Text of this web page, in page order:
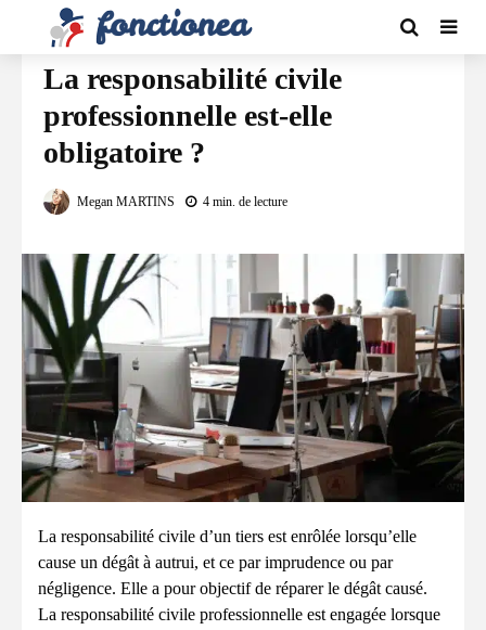
ASSURANCES
La responsabilité civile
professionnelle est-elle
obligatoire ?
Megan MARTINS 4 min. de lecture
La responsabilité civile d’un tiers est enrôlée lorsqu’elle
cause un dégât à autrui, et ce par imprudence ou par
négligence. Elle a pour objectif de réparer le dégât causé.
La responsabilité civile professionnelle est engagée lorsque